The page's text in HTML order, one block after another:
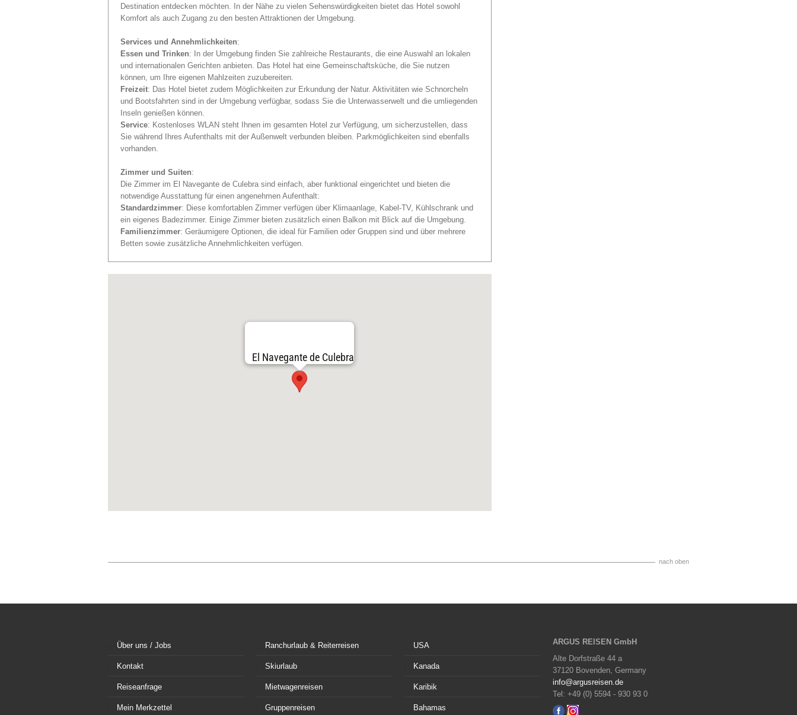
Destination entdecken möchten. In der Nähe zu vielen Sehenswürdigkeiten bietet das Hotel sowohl
Komfort als auch Zugang zu den besten Attraktionen der Umgebung.
Services und Annehmlichkeiten:
Essen und Trinken: In der Umgebung finden Sie zahlreiche Restaurants, die eine Auswahl an lokalen
und internationalen Gerichten anbieten. Das Hotel hat eine Gemeinschaftsküche, die Sie nutzen
können, um Ihre eigenen Mahlzeiten zuzubereiten.
Freizeit: Das Hotel bietet zudem Möglichkeiten zur Erkundung der Natur. Aktivitäten wie Schnorcheln
und Bootsfahrten sind in der Umgebung verfügbar, sodass Sie die Unterwasserwelt und die umliegenden
Inseln genießen können.
Service: Kostenloses WLAN steht Ihnen im gesamten Hotel zur Verfügung, um sicherzustellen, dass
Sie während Ihres Aufenthalts mit der Außenwelt verbunden bleiben. Parkmöglichkeiten sind ebenfalls
vorhanden.
Zimmer und Suiten:
Die Zimmer im El Navegante de Culebra sind einfach, aber funktional eingerichtet und bieten die
notwendige Ausstattung für einen angenehmen Aufenthalt:
Standardzimmer: Diese komfortablen Zimmer verfügen über Klimaanlage, Kabel-TV, Kühlschrank und
ein eigenes Badezimmer. Einige Zimmer bieten zusätzlich einen Balkon mit Blick auf die Umgebung.
Familienzimmer: Geräumigere Optionen, die ideal für Familien oder Gruppen sind und über mehrere
Betten sowie zusätzliche Annehmlichkeiten verfügen.
El Navegante de Culebra
nach oben
Über uns / Jobs
Kontakt
Reiseanfrage
Mein Merkzettel
Ranchurlaub & Reiterreisen
Skiurlaub
Mietwagenreisen
Gruppenreisen
USA
Kanada
Karibik
Bahamas
ARGUS REISEN GmbH
Alte Dorfstraße 44 a
37120 Bovenden, Germany
info@argusreisen.de
Tel: +49 (0) 5594 - 930 93 0